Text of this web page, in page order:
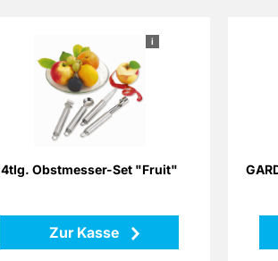
i
4tlg. Obstmesser-Set "Fruit"
Zur Kasse
4tlg. Obstmesser-Set "Fruit"
Set bestehend aus:
Orangenmesser,
Zitronenschaber,
und Apfelentkerner im
Aufhängöse. Material: Edelstahl,
ohne Deko.
Zurück